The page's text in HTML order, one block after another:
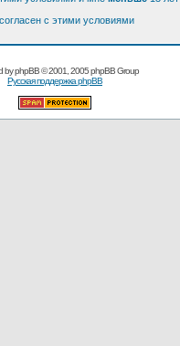
с этими условиями
byphpBB© 2001, 2005 phpBB Group
Русская поддержка phpBB